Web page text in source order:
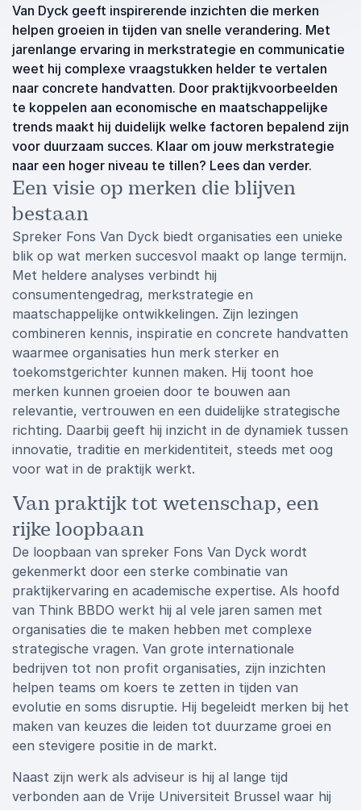
Van Dyck geeft inspirerende inzichten die merken
helpen groeien in tijden van snelle verandering. Met
jarenlange ervaring in merkstrategie en communicatie
weet hij complexe vraagstukken helder te vertalen
naar concrete handvatten. Door praktijkvoorbeelden
te koppelen aan economische en maatschappelijke
trends maakt hij duidelijk welke factoren bepalend zijn
voor duurzaam succes. Klaar om jouw merkstrategie
naar een hoger niveau te tillen? Lees dan verder.
Een visie op merken die blijven
bestaan
Spreker Fons Van Dyck biedt organisaties een unieke
blik op wat merken succesvol maakt op lange termijn.
Met heldere analyses verbindt hij
consumentengedrag, merkstrategie en
maatschappelijke ontwikkelingen. Zijn lezingen
combineren kennis, inspiratie en concrete handvatten
waarmee organisaties hun merk sterker en
toekomstgerichter kunnen maken. Hij toont hoe
merken kunnen groeien door te bouwen aan
relevantie, vertrouwen en een duidelijke strategische
richting. Daarbij geeft hij inzicht in de dynamiek tussen
innovatie, traditie en merkidentiteit, steeds met oog
voor wat in de praktijk werkt.
Van praktijk tot wetenschap, een
rijke loopbaan
De loopbaan van spreker Fons Van Dyck wordt
gekenmerkt door een sterke combinatie van
praktijkervaring en academische expertise. Als hoofd
van Think BBDO werkt hij al vele jaren samen met
organisaties die te maken hebben met complexe
strategische vragen. Van grote internationale
bedrijven tot non profit organisaties, zijn inzichten
helpen teams om koers te zetten in tijden van
evolutie en soms disruptie. Hij begeleidt merken bij het
maken van keuzes die leiden tot duurzame groei en
een stevigere positie in de markt.
Naast zijn werk als adviseur is hij al lange tijd
verbonden aan de Vrije Universiteit Brussel waar hij